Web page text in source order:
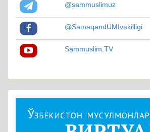
@sammuslimuz
@SamaqandUMIvakilligi
Sammuslim.TV